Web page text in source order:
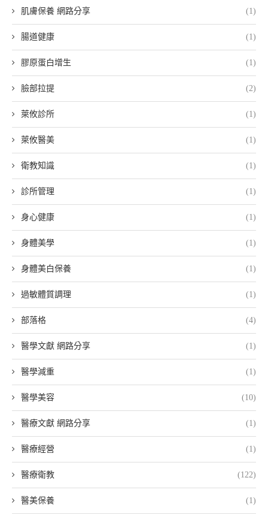
肌膚保養 網路分享 (1)
腸道健康 (1)
膠原蛋白增生 (1)
臉部拉提 (2)
萊攸診所 (1)
萊攸醫美 (1)
衛教知識 (1)
診所管理 (1)
身心健康 (1)
身體美學 (1)
身體美白保養 (1)
過敏體質調理 (1)
部落格 (4)
醫學文獻 網路分享 (1)
醫學減重 (1)
醫學美容 (10)
醫療文獻 網路分享 (1)
醫療經營 (1)
醫療衛教 (122)
醫美保養 (1)